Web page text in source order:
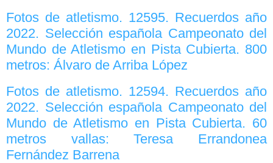
Fotos de atletismo. 12595. Recuerdos año
2022. Selección española Campeonato del
Mundo de Atletismo en Pista Cubierta. 800
metros: Álvaro de Arriba López
Fotos de atletismo. 12594. Recuerdos año
2022. Selección española Campeonato del
Mundo de Atletismo en Pista Cubierta. 60
metros vallas: Teresa Errandonea
Fernández Barrena